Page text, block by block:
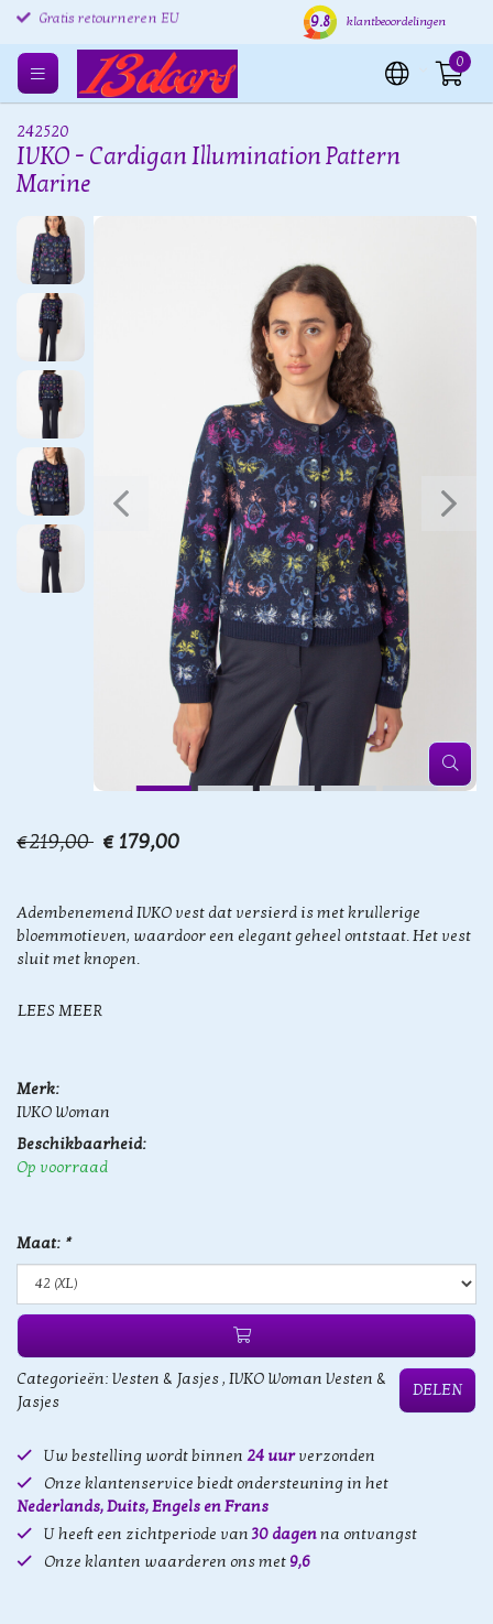
Gratis retourneren EU Verzending binnen 24 uur
9.8 klantbeoordelingen
0
242520
IVKO - Cardigan Illumination Pattern
Marine
€219,00 € 179,00
Adembenemend IVKO vest dat versierd is met krullerige
bloemmotieven, waardoor een elegant geheel ontstaat. Het vest
sluit met knopen.
LEES MEER
Merk:
IVKO Woman
Beschikbaarheid:
Op voorraad
Maat: *
Categorieën: Vesten & Jasjes, IVKO Woman Vesten &
Jasjes
DELEN
Uw bestelling wordt binnen 24 uurverzonden
Onze klantenservice biedt ondersteuning in het
Nederlands, Duits, Engels en Frans
U heeft een zichtperiode van30 dagenna ontvangst
Onze klanten waarderen ons met 9,6